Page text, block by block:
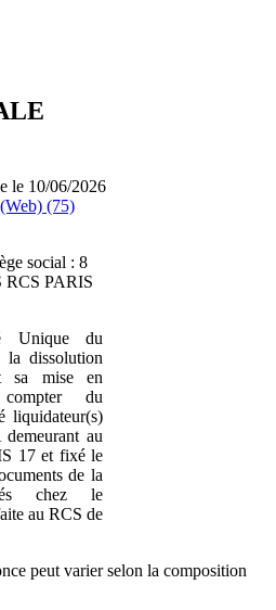
le 10/06/2026
(75)
social : 8
PARIS
Unique du
dissolution
sa mise en
du
liquidateur(s)
au
17 et fixé le
de la
chez le
au RCS de
peut varier selon la composition